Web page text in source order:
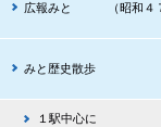
広報みと （昭和４７
みと歴史散歩 （
１駅中心に （